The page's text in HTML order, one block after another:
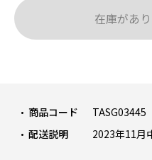
商品コード
TASG03445
配送説明
2023年11月
在庫があ